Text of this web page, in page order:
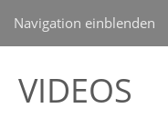
Navigation einblenden
VIDEOS